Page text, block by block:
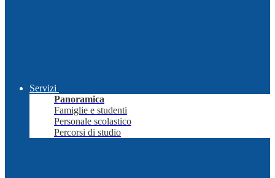
Servizi
Panoramica
Famiglie e studenti
Personale scolastico
Percorsi di studio